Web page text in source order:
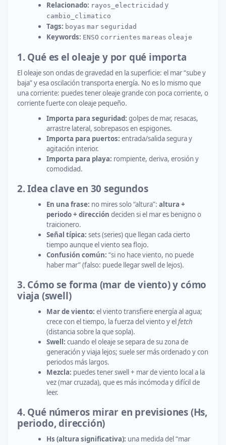
Relacionado: rayos_electricidad y
cambio_climatico
Tags: boyas mar seguridad
Keywords: ENSO corrientes mareas oleaje
1. Qué es el oleaje y por qué importa
El oleaje son ondas de gravedad en la superficie: el mar “sube y
baja” y esa oscilación transporta energía. No es lo mismo que
una corriente: puedes tener oleaje grande con poca corriente, o
corriente fuerte con oleaje pequeño.
Importa para seguridad: golpes de mar, resacas,
arrastre lateral, sobrepasos en espigones.
Importa para puertos: entrada/salida segura y
agitación interior.
Importa para playa: rompiente, deriva, erosión y
comodidad.
2. Idea clave en 30 segundos
En una frase: no mires solo “altura”: altura +
periodo + dirección deciden si el mar es benigno o
traicionero.
Señal típica: sets (series) que llegan cada cierto
tiempo aunque el viento sea flojo.
Confusión común: “si no hace viento, no puede
haber mar” (falso: puede llegar swell de lejos).
3. Cómo se forma (mar de viento) y cómo
viaja (swell)
Mar de viento: el viento transfiere energía al agua;
crece con el tiempo, la fuerza del viento y elfetch
(distancia sobre la que sopla).
Swell: cuando el oleaje se separa de su zona de
generación y viaja lejos; suele ser más ordenado y con
periodos más largos.
Mezcla: puedes tener swell + mar de viento local a la
vez (mar cruzada), que es más incómoda y difícil de
leer.
4. Qué números mirar en previsiones (Hs,
periodo, dirección)
Hs (altura significativa): una medida del “mar